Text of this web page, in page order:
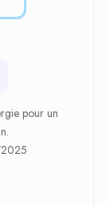
pour un